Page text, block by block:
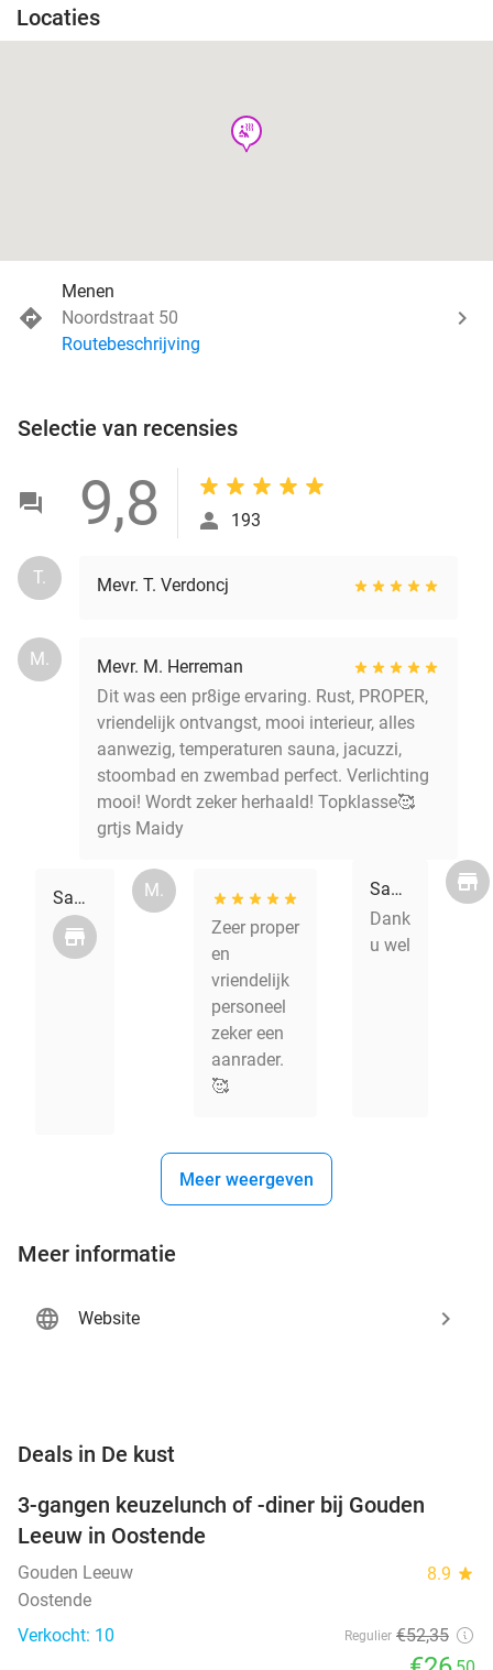
Locaties
wellness
Menen
Noordstraat 50
Routebeschrijving
Selectie van recensies
9,8 193
T. Mevr. T. Verdoncj
M.
Mevr. M. Herreman
Dit was een pr8ige ervaring. Rust, PROPER,
vriendelijk ontvangst, mooi interieur, alles
aanwezig, temperaturen sauna, jacuzzi,
stoombad en zwembad perfect. Verlichting
mooi! Wordt zeker herhaald! Topklasse🥰
grtjs Maidy
Sauna Azur M.
Mevr. M. Vakcke
Zeer proper
en
vriendelijk
personeel
zeker een
aanrader.
🥰
Sauna Azur
Dank
u wel
Meer weergeven
Meer informatie
Website
Deals in De kust
NEW
TODAY
3-gangen keuzelunch of -diner bij Gouden
Leeuw in Oostende
Gouden Leeuw 8.9 star
Oostende
Verkocht: 10
Regulier €52,35